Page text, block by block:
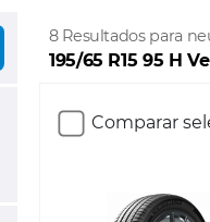
8 Resultados para
195/65 R15 95 H
Comparar